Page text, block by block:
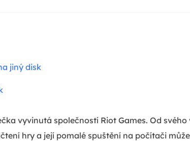
jiný disk
vyvinutá společností Riot Games. Od
hry a její pomalé spuštění na počítači